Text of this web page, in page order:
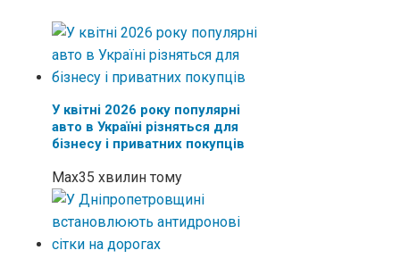
У квітні 2026 року популярні
авто в Україні різняться для
бізнесу і приватних покупців
Max35 хвилин тому